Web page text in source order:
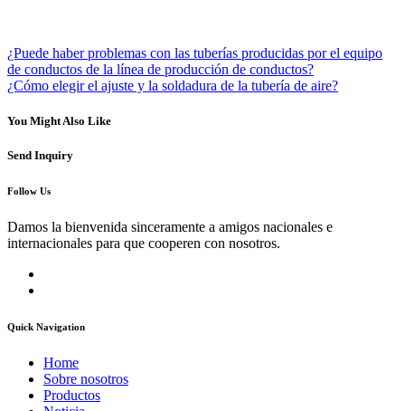
¿Puede haber problemas con las tuberías producidas por el equipo
de conductos de la línea de producción de conductos?
¿Cómo elegir el ajuste y la soldadura de la tubería de aire?
You Might Also Like
Send Inquiry
Follow Us
Damos la bienvenida sinceramente a amigos nacionales e
internacionales para que cooperen con nosotros.
Quick Navigation
Home
Sobre nosotros
Productos